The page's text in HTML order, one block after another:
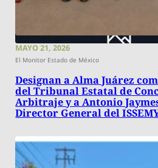
MAYO 21, 2026
El Monitor Estado de México
Designan a Alma Juárez
del Tribunal Estatal de
Arbitraje y a Antonio
Director General del